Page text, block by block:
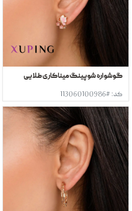
گوشواره شوپینگ میناکاری طلایی
کد: #113060100986